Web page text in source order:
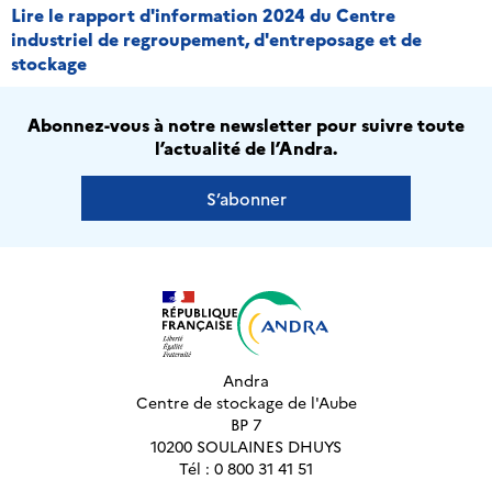
Lire le rapport d'information 2024 du Centre
industriel de regroupement, d'entreposage et de
stockage
Abonnez-vous à notre newsletter pour suivre toute
l’actualité de l’Andra.
S’abonner
Andra
Centre de stockage de l'Aube
BP 7
10200 SOULAINES DHUYS
Tél : 0 800 31 41 51